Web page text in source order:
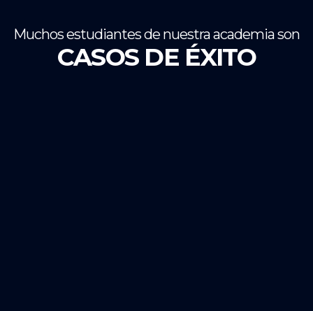
Muchos estudiantes de nuestra academia son
CASOS DE ÉXITO